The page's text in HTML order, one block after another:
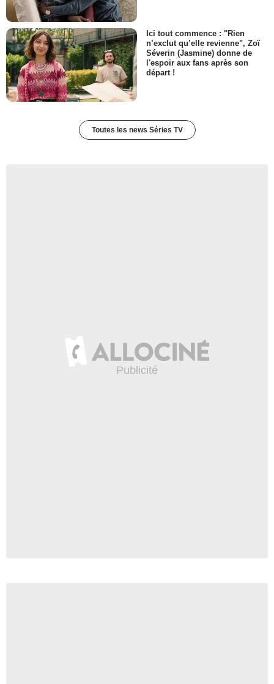
Ici tout commence : "Rien
n’exclut qu’elle revienne", Zoï
Séverin (Jasmine) donne de
l'espoir aux fans après son
départ !
Toutes les news Séries TV